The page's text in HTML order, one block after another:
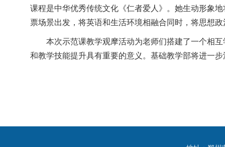
课程是中华优秀传统文化《仁者爱人 》。她生动形象
票场景出发，将英语和生活环境相融合同时，将思想
本次示范课教学观摩活动为老师们搭建了一个相
和教学技能提升具有重要的意义。 基础教学部将进一步